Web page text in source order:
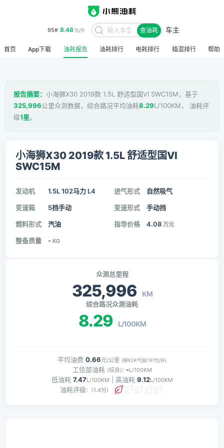
95# 8.48 元/升 查油耗 车主
首页 App下载 油耗报告 油耗排行 电耗排行 插混排行 帮助
报告摘要： 小海狮X30 2019款 1.5L 舒适型国VI SWC15M，基于
325,996公里众测数据，综合路况平均油耗8.29L/100KM， 油耗评
级1星。
小海狮X30 2019款 1.5L 舒适型国VI
SWC15M
发动机 1.5L 102马力 L4 进气形式 自然吸气
变速箱 5挡手动 变速形式 手动挡
燃料形式 汽油 指导价格 4.08 万元
整备质量 - KG
众测总里程
325,996 KM
综合路况众测油耗
8.29 L/100KM
平均油费 0.66元/公里 (按92#汽油7.97元/升)
工信部油耗 (综合): -L/100KM
低油耗 7.47L/100KM | 高油耗 9.12L/100KM
油耗评级: （1.4分）